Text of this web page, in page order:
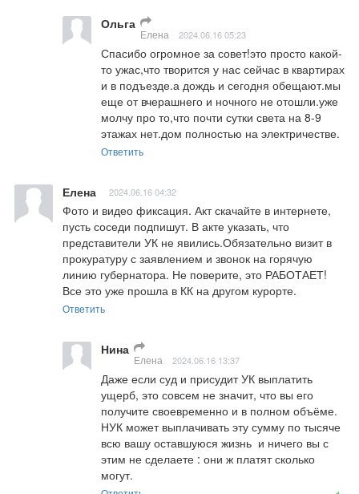
Ольга
Елена 2024.06.16 05:23
Спасибо огромное за совет!это просто какой-
то ужас,что творится у нас сейчас в квартирах
и в подъезде.а дождь и сегодня обещают.мы
еще от вчерашнего и ночного не отошли.уже
молчу про то,что почти сутки света на 8-9
этажах нет.дом полностью на электричестве.
Ответить
Елена 2024.06.16 04:32
Фото и видео фиксация. Акт скачайте в интернете,
пусть соседи подпишут. В акте указать, что
представители УК не явились.Обязательно визит в
прокуратуру с заявлением и звонок на горячую
линию губернатора. Не поверите, это РАБОТАЕТ!
Все это уже прошла в КК на другом курорте.
Ответить
Нина
Елена 2024.06.16 13:37
Даже если суд и присудит УК выплатить
ущерб, это совсем не значит, что вы его
получите своевременно и в полном объёме.
НУК может выплачивать эту сумму по тысяче
всю вашу оставшуюся жизнь  и ничего вы с
этим не сделаете : они ж платят сколько
могут.